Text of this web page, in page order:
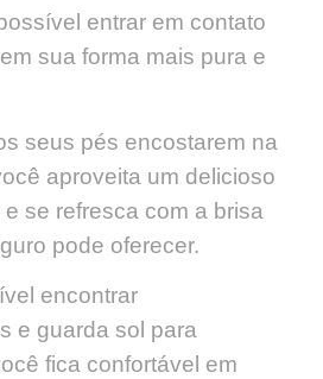
entrar em contato
sua forma mais pura e
seus pés encostarem na
aproveita um delicioso
se refresca com a brisa
pode oferecer.
encontrar
e guarda sol para
fica confortável em